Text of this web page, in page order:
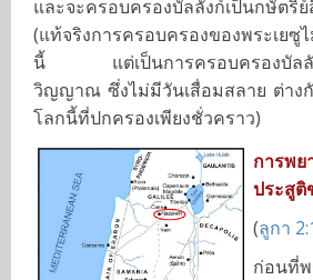
พระเยซูอายุ 33 ปี เดือนที่ 6 - 7
รู้จักพระวิญญาณบริสุทธิ์
การอธิษฐานคือ
อ่านพระคัมภีร์
และจะครอบครองบัลลังก์เป็นกษัตริ
(แท้จริงการครอบครองของพระเยซู
นี้ แต่เป็นการครอบครองบัลลัง
วิญญาณ ซึ่งไม่มีวันเสื่อมสลาย ต่าง
โลกนี้ที่ปกครองเพียงชั่วคราว)
การพย
ประสูติ
(ลูกา
ก่อนที่พ